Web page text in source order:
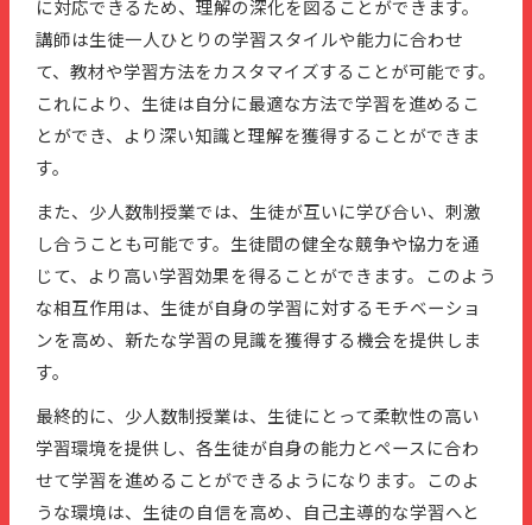
に対応できるため、理解の深化を図ることができます。
講師は生徒一人ひとりの学習スタイルや能力に合わせ
て、教材や学習方法をカスタマイズすることが可能です。
これにより、生徒は自分に最適な方法で学習を進めるこ
とができ、より深い知識と理解を獲得することができま
す。
また、少人数制授業では、生徒が互いに学び合い、刺激
し合うことも可能です。生徒間の健全な競争や協力を通
じて、より高い学習効果を得ることができます。このよう
な相互作用は、生徒が自身の学習に対するモチベーショ
ンを高め、新たな学習の見識を獲得する機会を提供しま
す。
最終的に、少人数制授業は、生徒にとって柔軟性の高い
学習環境を提供し、各生徒が自身の能力とペースに合わ
せて学習を進めることができるようになります。このよ
うな環境は、生徒の自信を高め、自己主導的な学習へと